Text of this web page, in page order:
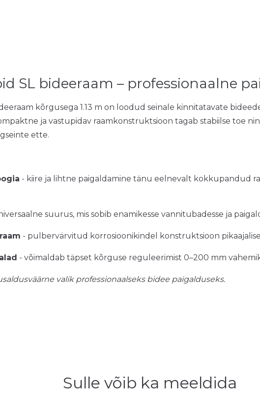
SL bideeraam – professionaalne
kõrgusega 1.13 m on loodud seinale kinnitatavate
ja vastupidav raamkonstruktsioon tagab stabiilse toe
ette.
- kiire ja lihtne paigaldamine tänu eelnevalt kokkupandud
suurus, mis sobib enamikesse vannitubadesse ja
- pulbervärvitud korrosioonikindel konstruktsioon
- võimaldab täpset kõrguse reguleerimist 0–200 mm
valik professionaalseks bidee paigalduseks.
Sulle võib ka meeldida